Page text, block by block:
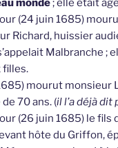
monde; elle était
(24 juin 1685)
Richard, huissier
Malbranche ;
filles.
mourut monsieur
70 ans. (il l’a déjà dit
(26 juin 1685) le fils
hôte du Griffon,